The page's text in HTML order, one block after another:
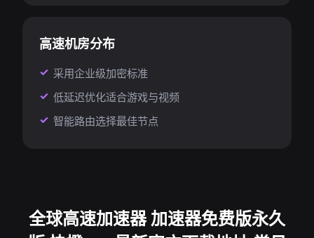
高速机房分布
采用企业级加密标准
低延迟优化适合游戏与视频
智能路由选择最佳节点
全球高速加速器 加速器免费版永久